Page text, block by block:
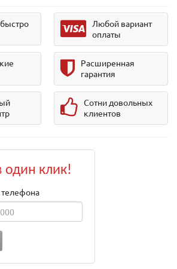
Любой вариант
оплаты
Расширенная
гарантия
Сотни довольных
клиентов
один клик!